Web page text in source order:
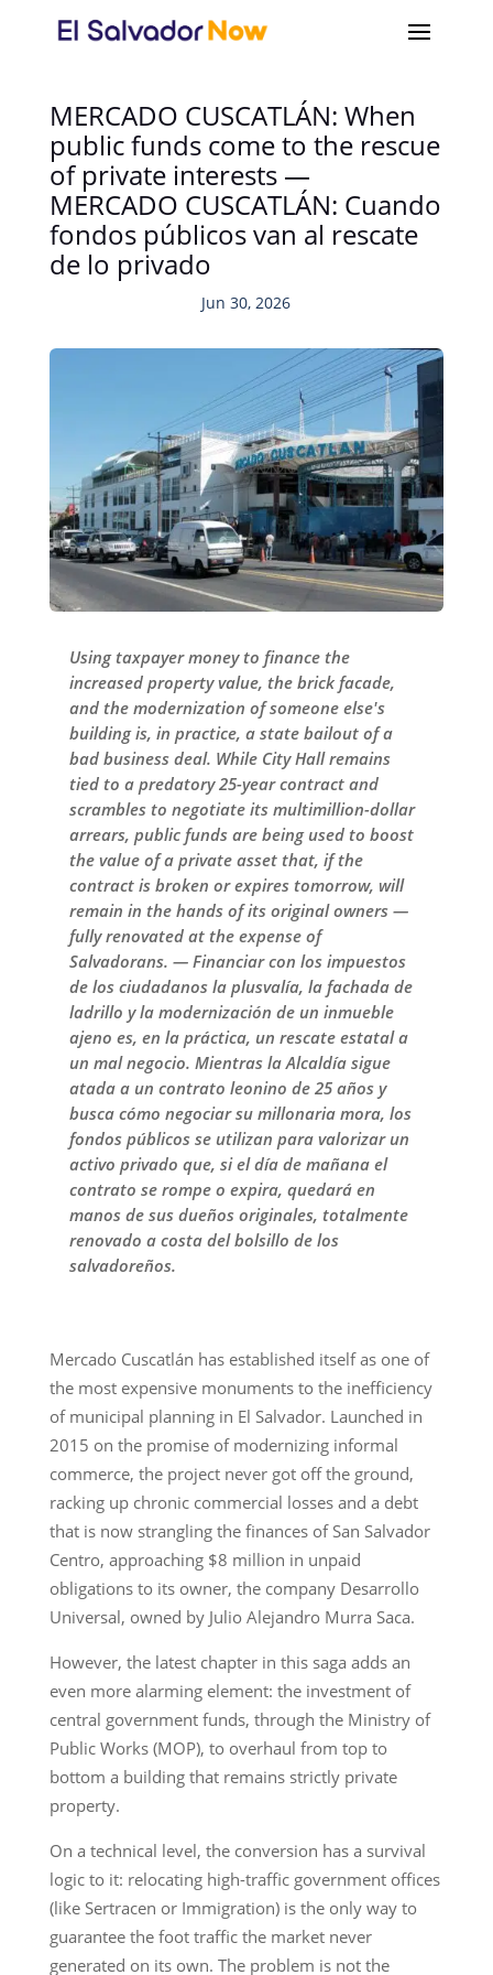
MERCADO CUSCATLÁN: When
public funds come to the rescue
of private interests —
MERCADO CUSCATLÁN: Cuando
fondos públicos van al rescate
de lo privado
Jun 30, 2026
Using taxpayer money to finance the
increased property value, the brick facade,
and the modernization of someone else's
building is, in practice, a state bailout of a
bad business deal. While City Hall remains
tied to a predatory 25-year contract and
scrambles to negotiate its multimillion-dollar
arrears, public funds are being used to boost
the value of a private asset that, if the
contract is broken or expires tomorrow, will
remain in the hands of its original owners —
fully renovated at the expense of
Salvadorans. — Financiar con los impuestos
de los ciudadanos la plusvalía, la fachada de
ladrillo y la modernización de un inmueble
ajeno es, en la práctica, un rescate estatal a
un mal negocio. Mientras la Alcaldía sigue
atada a un contrato leonino de 25 años y
busca cómo negociar su millonaria mora, los
fondos públicos se utilizan para valorizar un
activo privado que, si el día de mañana el
contrato se rompe o expira, quedará en
manos de sus dueños originales, totalmente
renovado a costa del bolsillo de los
salvadoreños.
Mercado Cuscatlán has established itself as one of
the most expensive monuments to the inefficiency
of municipal planning in El Salvador. Launched in
2015 on the promise of modernizing informal
commerce, the project never got off the ground,
racking up chronic commercial losses and a debt
that is now strangling the finances of San Salvador
Centro, approaching $8 million in unpaid
obligations to its owner, the company Desarrollo
Universal, owned by Julio Alejandro Murra Saca.
However, the latest chapter in this saga adds an
even more alarming element: the investment of
central government funds, through the Ministry of
Public Works (MOP), to overhaul from top to
bottom a building that remains strictly private
property.
On a technical level, the conversion has a survival
logic to it: relocating high-traffic government offices
(like Sertracen or Immigration) is the only way to
guarantee the foot traffic the market never
generated on its own. The problem is not the